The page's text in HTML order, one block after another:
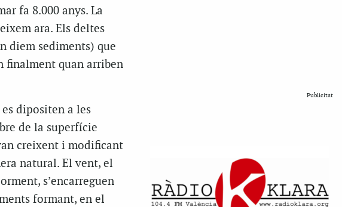
fa 8.000 anys. La
ara. Els deltes
diem sediments) que
finalment quan arriben
dipositen a les
de la superfície
creixent i modificant
natural. El vent, el
s’encarreguen
formant, en el
Publicitat